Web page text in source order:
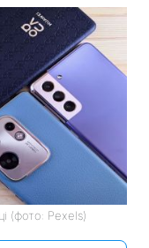
(фото: Pexels)